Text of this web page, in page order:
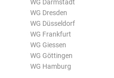
WG Darmstadt
WG Dresden
WG Düsseldorf
WG Frankfurt
WG Giessen
WG Göttingen
WG Hamburg